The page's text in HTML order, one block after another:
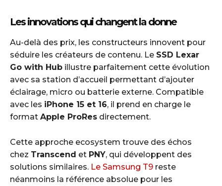
Les innovations qui changent la donne
Au-delà des prix, les constructeurs innovent pour
séduire les créateurs de contenu. Le SSD Lexar
Go with Hub illustre parfaitement cette évolution
avec sa station d’accueil permettant d’ajouter
éclairage, micro ou batterie externe. Compatible
avec les iPhone 15 et 16, il prend en charge le
format Apple ProRes directement.
Cette approche ecosystem trouve des échos
chez Transcend et PNY, qui développent des
solutions similaires. Le Samsung T9 reste
néanmoins la référence absolue pour les